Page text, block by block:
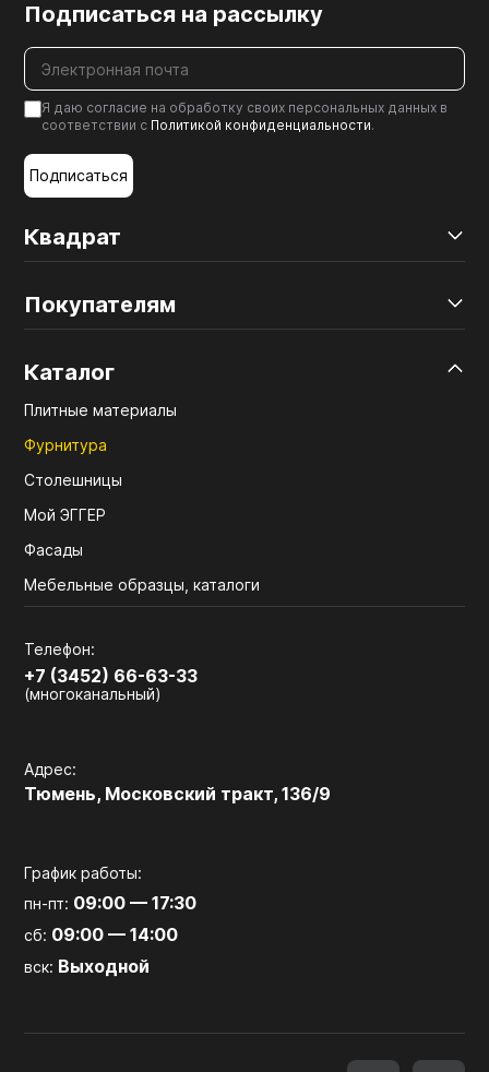
Квадрат
Покупателям
Каталог
Плитные материалы
Фурнитура
Столешницы
Мой ЭГГЕР
Фасады
Мебельные образцы, каталоги
Телефон:
+7 (3452) 66-63-33
(многоканальный)
Адрес:
Тюмень, Московский тракт, 136/9
График работы:
пн-пт: 09:00 — 17:30
сб: 09:00 — 14:00
вск: Выходной
Подписаться на рассылку
Я даю согласие на обработку своих персональных данных в
соответствии с Политикой конфиденциальности.
Подписаться